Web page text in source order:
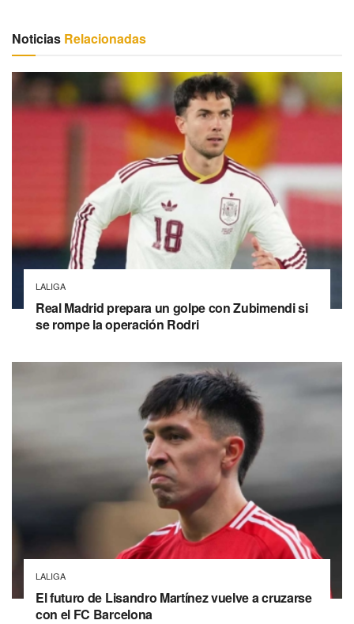
Noticias Relacionadas
LALIGA
Real Madrid prepara un golpe con Zubimendi si
se rompe la operación Rodri
LALIGA
El futuro de Lisandro Martínez vuelve a cruzarse
con el FC Barcelona